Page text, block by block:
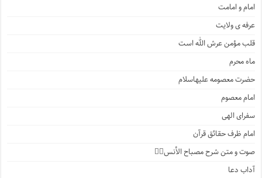
امام و امامت
عرفه ی ولایت
قلب مؤمن عرش الله است
ماه محرم
حضرت معصومه علیهاسلام
امام معصوم
سفرای الهی
امام ظرف حقائق قرآن
صوت و متن شرح مصباح الأنس۲️⃣
آداب دعا